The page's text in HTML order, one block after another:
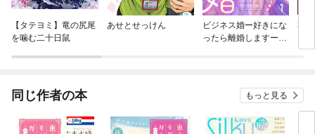
【タテヨミ】竜の尻尾
を噛む二十日鼠
あせとせっけん
ビジネス婚ー好きにな
ったら離婚しますー
不
惑
同じ作者の本 もっと見る